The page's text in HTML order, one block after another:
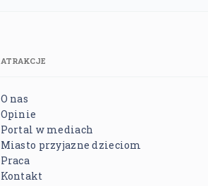
ATRAKCJE
O nas
Opinie
Portal w mediach
Miasto przyjazne dzieciom
Praca
Kontakt